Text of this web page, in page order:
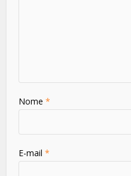
Nome*
E-mail*